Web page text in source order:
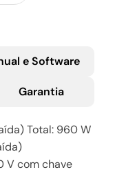
e Software
Garantia
Total: 960 W
V com chave